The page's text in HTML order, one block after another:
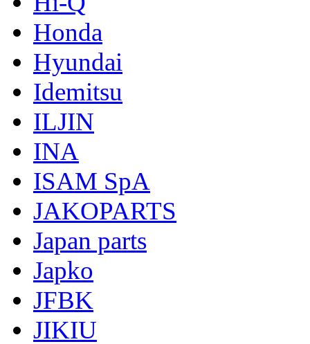
Honda
Hyundai
Idemitsu
ILJIN
INA
ISAM SpA
JAKOPARTS
Japan parts
Japko
JFBK
JIKIU